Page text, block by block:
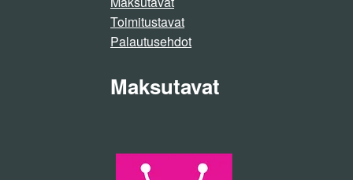
Toimitustavat
Palautusehdot
Maksutavat